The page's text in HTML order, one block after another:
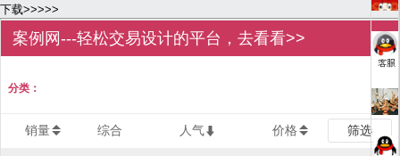
下载>>>>>
案例网---轻松交易设计的平台，去看看>>
分类：
销量 综合 人气 价格 筛选